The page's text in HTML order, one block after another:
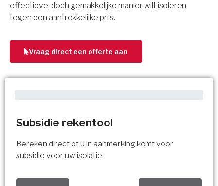
Subsidie rekentool
Bereken direct of u in aanmerking komt voor
subsidie voor uw isolatie.
effectieve, doch gemakkelijke manier wilt isoleren
tegen een aantrekkelijke prijs.
Vraag direct een offerte aan